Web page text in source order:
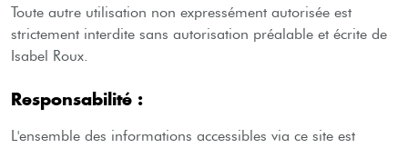
Toute autre utilisation non expressément autorisée est
strictement interdite sans autorisation préalable et écrite de
Isabel Roux.
Responsabilité :
L'ensemble des informations accessibles via ce site est